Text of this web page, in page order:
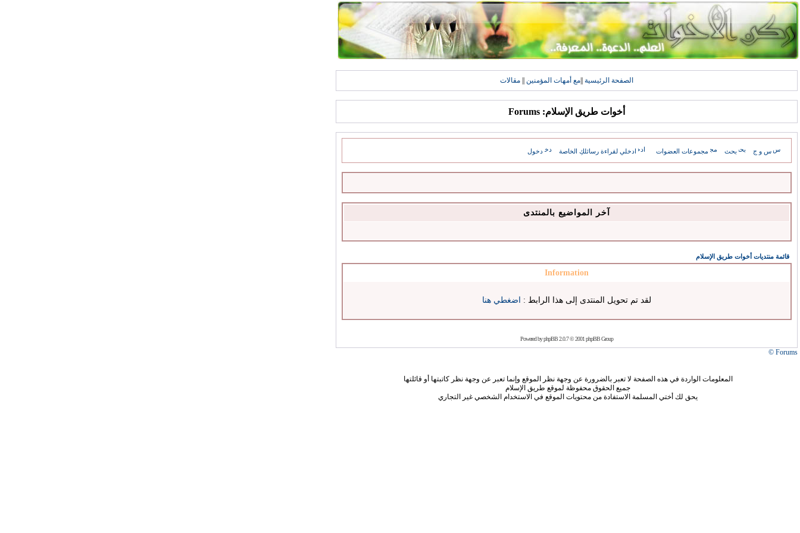
الصفحة الرئيسية مع أمهات المؤمنين مقالات
أخوات طريق الإسلام: Forums
س و ج بحث مجموعات العضوات ادخلي لقراءة رسائلكِ الخاصة دخول
آخر المواضيع بالمنتدى
قائمة منتديات أخوات طريق الإسلام
Information
لقد تم تحويل المنتدى إلى هذا الرابط : اضغطي هنا
Powered byphpBB2.0.7 © 2001 phpBB Group
Forums ©
المعلومات الواردة في هذه الصفحة لا تعبر بالضرورة عن وجهة نظر الموقع وإنما تعبر عن وجهة نظر كاتبتها أو قائلتها
جميع الحقوق محفوظة لموقع طريق الإسلام
يحق لك أختي المسلمة الاستفادة من محتويات الموقع في الاستخدام الشخصي غير التجاري